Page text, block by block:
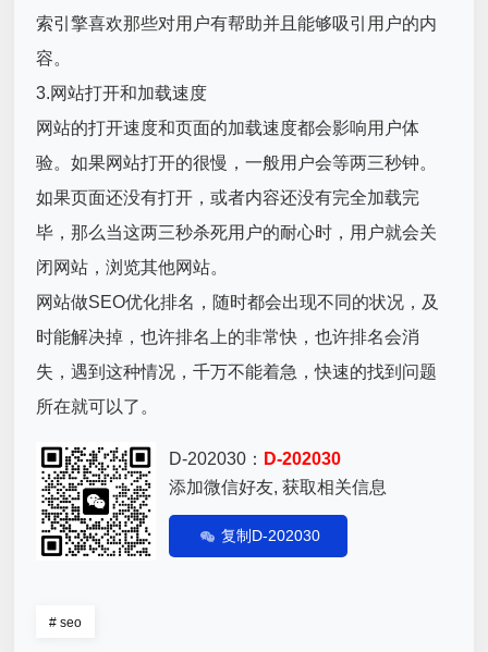
索引擎喜欢那些对用户有帮助并且能够吸引用户的内
容。
3.网站打开和加载速度
网站的打开速度和页面的加载速度都会影响用户体
验。如果网站打开的很慢，一般用户会等两三秒钟。
如果页面还没有打开，或者内容还没有完全加载完
毕，那么当这两三秒杀死用户的耐心时，用户就会关
闭网站，浏览其他网站。
网站做SEO优化排名，随时都会出现不同的状况，及
时能解决掉，也许排名上的非常快，也许排名会消
失，遇到这种情况，千万不能着急，快速的找到问题
所在就可以了。
D-202030： D-202030
添加微信好友, 获取相关信息
复制D-202030
# seo